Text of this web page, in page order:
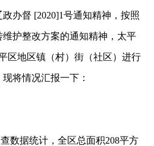
督 [2020]1号通知精神，按照
护整改方案的通知精神，太平
区地区镇（村）街（社区）进行
将情况汇报一下：
数据统计，全区总面积208平方